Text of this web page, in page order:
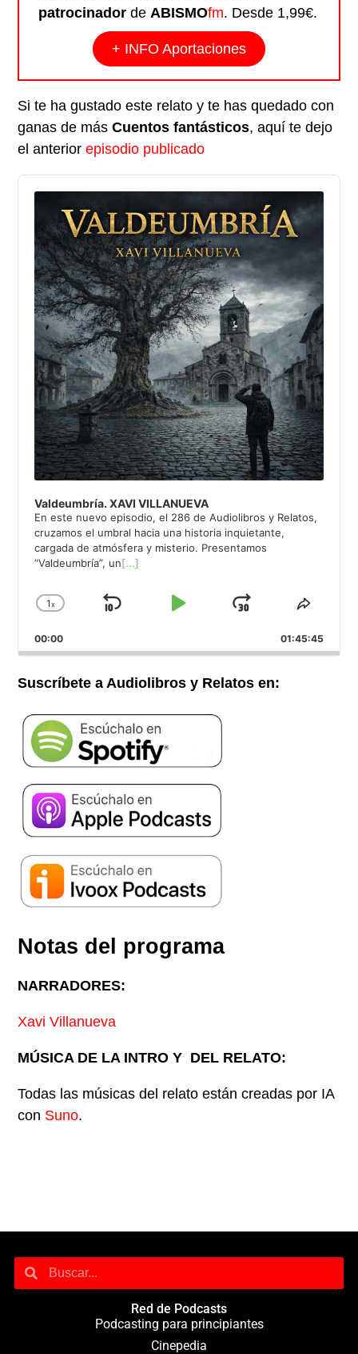
patrocinador de ABISMOfm. Desde 1,99€.
+ INFO Aportaciones
Si te ha gustado este relato y te has quedado con
ganas de másCuentos fantásticos, aquí te dejo
el anteriorepisodio publicado
Audio
Player
Valdeumbría. XAVI VILLANUEVA
En este nuevo episodio, el 286 de Audiolibros y Relatos,
cruzamos el umbral hacia una historia inquietante,
cargada de atmósfera y misterio. Presentamos
“Valdeumbría”, un[...]
Cambiar
velocidad
de
reproducción
1x
Saltar
atrás
Reproducir
Pausar
Avanzar
00:00 01:45:45
Suscríbete a Audiolibros y Relatos en:
Notas del programa
NARRADORES:
Xavi Villanueva
MÚSICA DE LA INTRO Y DEL RELATO:
Todas las músicas del relato están creadas por IA
con Suno.
Red de Podcasts
Podcasting para principiantes
Cinepedia